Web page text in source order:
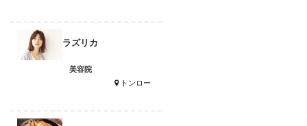
ラズリカ
美容院
トンロー